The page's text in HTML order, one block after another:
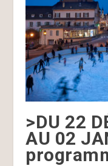
>DU 22
AU 02